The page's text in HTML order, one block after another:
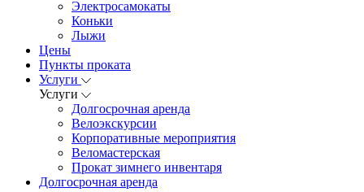
Электросамокаты
Коньки
Лыжи
Цены
Пункты проката
Услуги
Услуги
Долгосрочная аренда
Велоэкскурсии
Корпоративные мероприятия
Веломастерская
Прокат зимнего инвентаря
Долгосрочная аренда